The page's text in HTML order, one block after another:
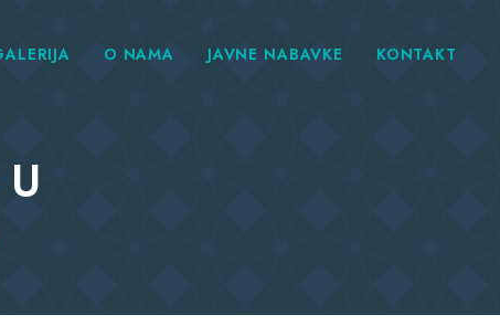
O NAMA JAVNE NABAVKE KONTAKT